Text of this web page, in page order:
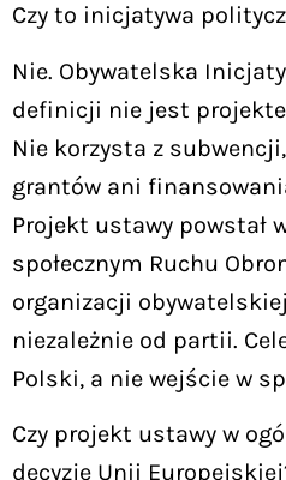
Czy to inicjatywa
Nie. Obywatelska
definicji nie jest
Nie korzysta z
grantów ani
Projekt ustawy powstał
społecznym Ruchu
organizacji
niezależnie od partii.
Polski, a nie wejście w
Czy projekt ustawy w
decyzje Unii